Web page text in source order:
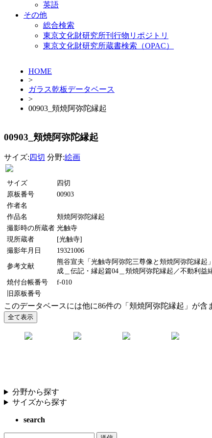
英語
その他
総合検索
東京文化財研究所刊行物リポジトリ
東京文化財研究所蔵書検索（OPAC）
HOME
>
ガラス乾板データベース
>
00903_頬焼阿弥陀縁起
00903_頬焼阿弥陀縁起
サイズ: 四切 分野:絵画
サイズ
四切
原板番号
00903
作者名
作品名
頬焼阿弥陀縁起
撮影時の所蔵者 光触寺
現所蔵者
[光触寺]
撮影年月日
19321006
参考文献
熊谷宣夫「光触寺阿弥陀三尊像と頬焼阿弥陀縁起
成＿伝記・縁起篇04＿頬焼阿弥陀縁起／不動利益
焼付台帳番号
f-010
旧原板番号
このデータベースには他に86件の「頬焼阿弥陀縁起」が含
分野から探す
サイズから探す
search